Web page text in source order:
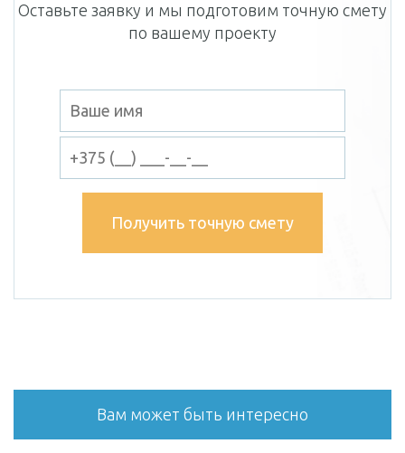
Оставьте заявку и мы подготовим точную смету
по вашему проекту
Получить точную смету
Вам может быть интересно